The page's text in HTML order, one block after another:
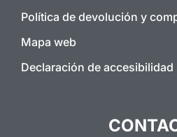
Política de devolución y
Mapa web
Declaración de accesibilidad